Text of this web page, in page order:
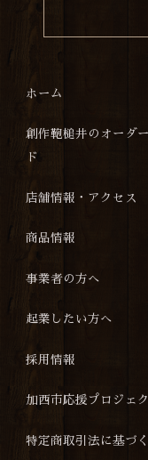
ホーム
創作鞄槌井のオーダ
ド
店舗情報・アクセス
商品情報
事業者の方へ
起業したい方へ
採用情報
加西市応援プロジェ
特定商取引法に基づ